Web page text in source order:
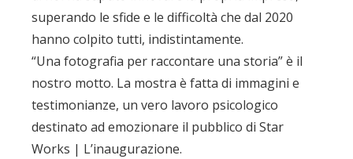
superando le sfide e le difficoltà che dal 2020
hanno colpito tutti, indistintamente.
“Una fotografia per raccontare una storia” è il
nostro motto. La mostra è fatta di immagini e
testimonianze, un vero lavoro psicologico
destinato ad emozionare il pubblico di Star
Works | L’inaugurazione.